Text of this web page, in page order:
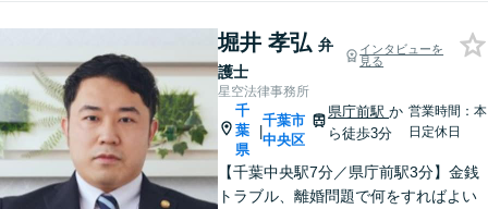
堀井 孝弘 弁
護士
インタビューを
見る
星空法律事務所
千
葉
県
|
千葉市
中央区
県庁前駅か
ら徒歩3分
営業時間：本
日定休日
【千葉中央駅7分／県庁前駅3分】金銭
トラブル、離婚問題で何をすればよい